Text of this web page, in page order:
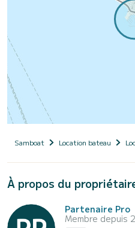
Samboat Location bateau
À propos du
Partenaire Pro
Membre depuis